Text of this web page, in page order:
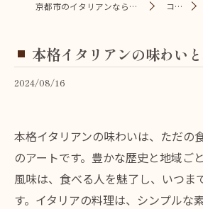
京都市のイタリアンなら金のプリモ コラム
本格イタリアンの味わい
2024/08/16
本格イタリアンの味わいは、ただの
のアートです。豊かな歴史と地域ご
風味は、食べる人を魅了し、いつま
す。イタリアの料理は、シンプルな